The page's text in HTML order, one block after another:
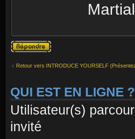
Martial
Publier une
réponse
Retour vers INTRODUCE YOURSELF
QUI EST EN LIGNE ?
Utilisateur(s)
invité